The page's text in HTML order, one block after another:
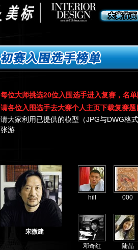
每位大师挑选20位入围选手进入复赛，名单
请各位入围选手去大赛个人主页下载复赛
请大家利用已提供的模型（JPG与DWG格
张游
宋微建
hill 000
邓奇红 陆晶